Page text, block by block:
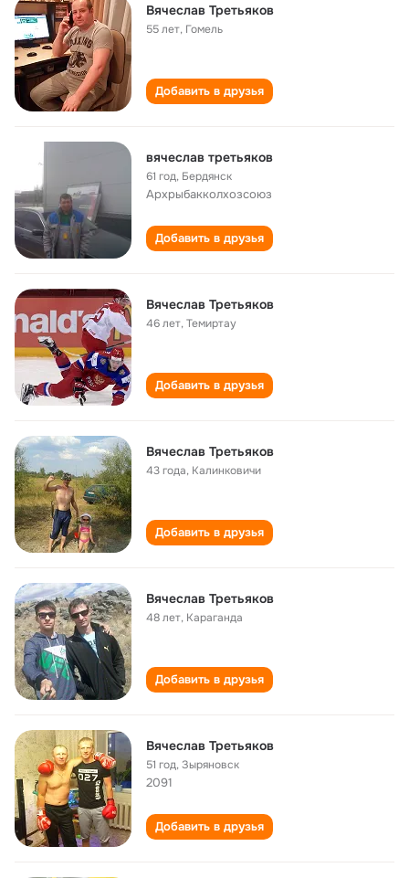
Вячеслав Третьяков
55 лет, Гомель
Добавить в друзья
вячеслав третьяков
61 год, Бердянск
Архрыбакколхозсоюз
Добавить в друзья
Вячеслав Третьяков
46 лет,Темиртау
Добавить в друзья
Вячеслав Третьяков
43 года, Калинковичи
Добавить в друзья
Вячеслав Третьяков
48 лет, Караганда
Добавить в друзья
Вячеслав Третьяков
51 год,Зыряновск
2091
Добавить в друзья